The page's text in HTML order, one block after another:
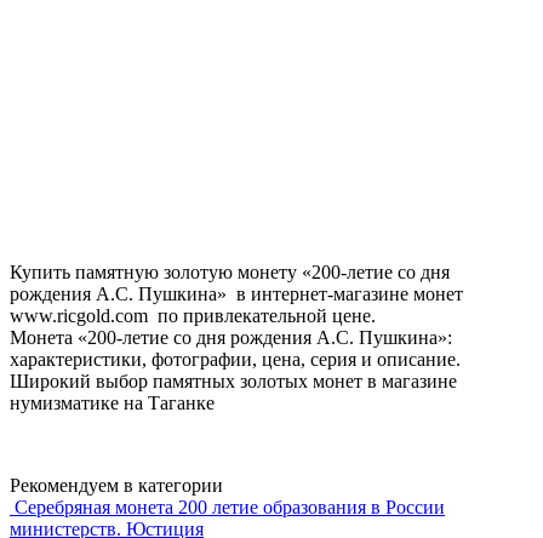
Купить памятную золотую монету «200-летие со дня
рождения А.С. Пушкина» в интернет-магазине монет
www.ricgold.com по привлекательной цене.
Монета «200-летие со дня рождения А.С. Пушкина»:
характеристики, фотографии, цена, серия и описание.
Широкий выбор памятных золотых монет в магазине
нумизматике на Таганке
Рекомендуем в категории
Серебряная монета 200 летие образования в России
министерств. Юстиция